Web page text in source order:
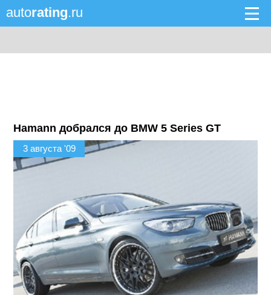
autorating.ru
Hamann добрался до BMW 5 Series GT
3 августа '09